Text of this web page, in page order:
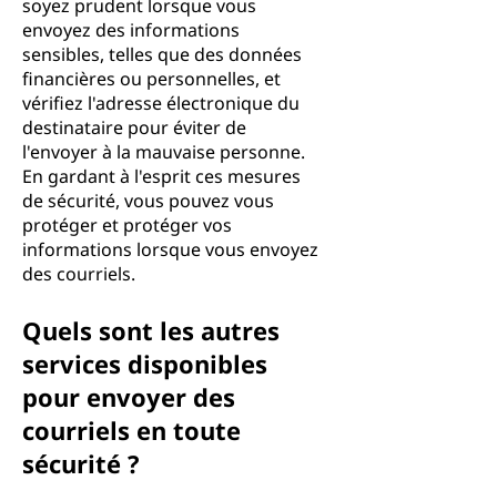
soyez prudent lorsque vous
envoyez des informations
sensibles, telles que des données
financières ou personnelles, et
vérifiez l'adresse électronique du
destinataire pour éviter de
l'envoyer à la mauvaise personne.
En gardant à l'esprit ces mesures
de sécurité, vous pouvez vous
protéger et protéger vos
informations lorsque vous envoyez
des courriels.
Quels sont les autres
services disponibles
pour envoyer des
courriels en toute
sécurité ?